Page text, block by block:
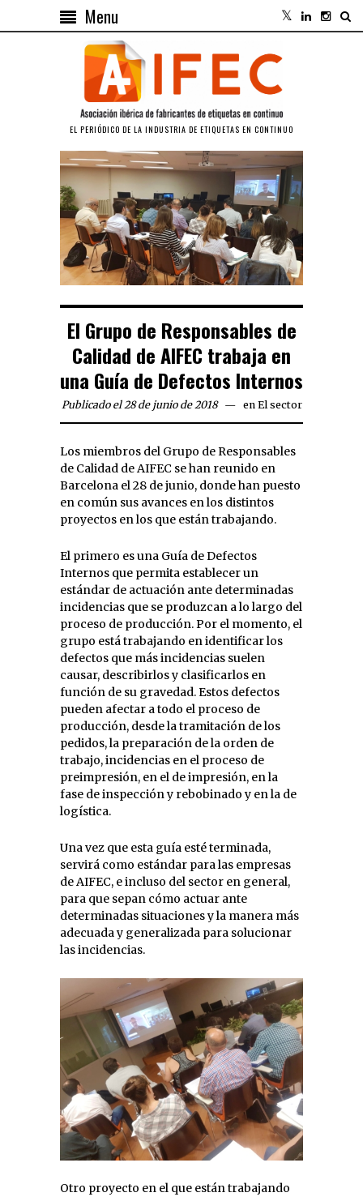
Menu
EL PERIÓDICO DE LA INDUSTRIA DE ETIQUETAS EN CONTINUO
El Grupo de Responsables de
Calidad de AIFEC trabaja en
una Guía de Defectos Internos
Publicado el 28 de junio de 2018 en El sector
Los miembros del Grupo de Responsables
de Calidad de AIFEC se han reunido en
Barcelona el 28 de junio, donde han puesto
en común sus avances en los distintos
proyectos en los que están trabajando.
El primero es una Guía de Defectos
Internos que permita establecer un
estándar de actuación ante determinadas
incidencias que se produzcan a lo largo del
proceso de producción. Por el momento, el
grupo está trabajando en identificar los
defectos que más incidencias suelen
causar, describirlos y clasificarlos en
función de su gravedad. Estos defectos
pueden afectar a todo el proceso de
producción, desde la tramitación de los
pedidos, la preparación de la orden de
trabajo, incidencias en el proceso de
preimpresión, en el de impresión, en la
fase de inspección y rebobinado y en la de
logística.
Una vez que esta guía esté terminada,
servirá como estándar para las empresas
de AIFEC, e incluso del sector en general,
para que sepan cómo actuar ante
determinadas situaciones y la manera más
adecuada y generalizada para solucionar
las incidencias.
Otro proyecto en el que están trabajando